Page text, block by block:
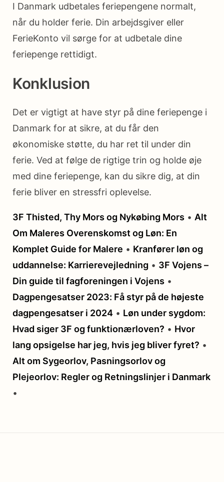
I Danmark udbetales feriepengene normalt,
når du holder ferie. Din arbejdsgiver eller
FerieKonto vil sørge for at udbetale dine
feriepenge rettidigt.
Konklusion
Det er vigtigt at have styr på dine feriepenge i
Danmark for at sikre, at du får den
økonomiske støtte, du har ret til under din
ferie. Ved at følge de rigtige trin og holde øje
med dine feriepenge, kan du sikre dig, at din
ferie bliver en stressfri oplevelse.
3F Thisted, Thy Mors og Nykøbing Mors • Alt
Om Maleres Overenskomst og Løn: En
Komplet Guide for Malere • Kranfører løn og
uddannelse: Karrierevejledning • 3F Vojens –
Din guide til fagforeningen i Vojens •
Dagpengesatser 2023: Få styr på de højeste
dagpengesatser i 2024 • Løn under sygdom:
Hvad siger 3F og funktionærloven? • Hvor
lang opsigelse har jeg, hvis jeg bliver fyret? •
Alt om Sygeorlov, Pasningsorlov og
Plejeorlov: Regler og Retningslinjer i Danmark
•